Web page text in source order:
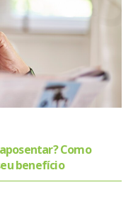
Como
benefício